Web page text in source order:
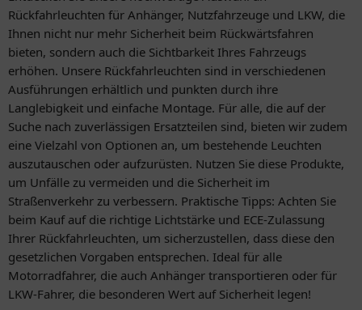
Rückfahrleuchten für Anhänger, Nutzfahrzeuge und LKW, die
Ihnen nicht nur mehr Sicherheit beim Rückwärtsfahren
bieten, sondern auch die Sichtbarkeit Ihres Fahrzeugs
erhöhen. Unsere Rückfahrleuchten sind in verschiedenen
Ausführungen erhältlich und punkten durch ihre
Langlebigkeit und einfache Montage. Für alle, die auf der
Suche nach zuverlässigen Ersatzteilen sind, bieten wir zudem
eine Vielzahl von Optionen an, um bestehende Leuchten
auszutauschen oder aufzurüsten. Nutzen Sie diese Produkte,
um Unfälle zu vermeiden und die Sicherheit im
Straßenverkehr zu verbessern. Praktische Tipps: Achten Sie
beim Kauf auf die richtige Lichtstärke und ECE-Zulassung
Ihrer Rückfahrleuchten, um sicherzustellen, dass diese den
gesetzlichen Vorgaben entsprechen. Ideal für alle
Motorradfahrer, die auch Anhänger transportieren oder für
LKW-Fahrer, die besonderen Wert auf Sicherheit legen!